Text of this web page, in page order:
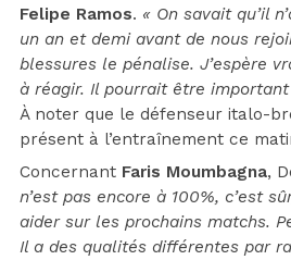
Felipe Ramos. « On savait qu’il
un an et demi avant de nous
blessures le pénalise. J’espère
à réagir. Il pourrait être
À noter que le défenseur italo-
présent à l’entraînement ce
Concernant Faris Moumbagna,
n’est pas encore à 100%, c’est
aider sur les prochains matchs.
Il a des qualités différentes par